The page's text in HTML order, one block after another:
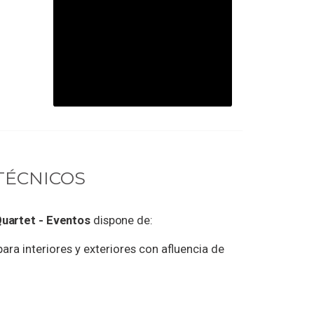
- Eventos dispone de:
interiores y exteriores con afluencia de